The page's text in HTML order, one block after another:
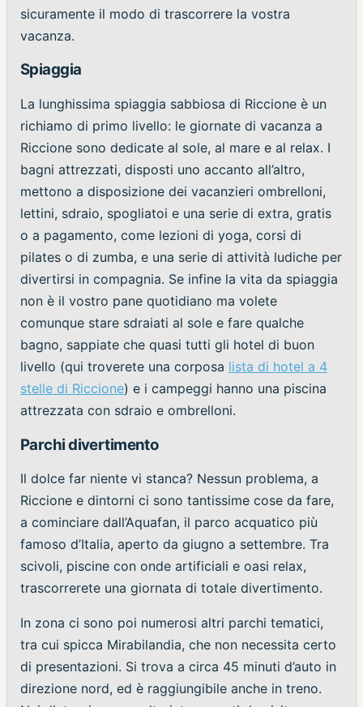
sicuramente il modo di trascorrere la vostra
vacanza.
Spiaggia
La lunghissima spiaggia sabbiosa di Riccione è un
richiamo di primo livello: le giornate di vacanza a
Riccione sono dedicate al sole, al mare e al relax. I
bagni attrezzati, disposti uno accanto all’altro,
mettono a disposizione dei vacanzieri ombrelloni,
lettini, sdraio, spogliatoi e una serie di extra, gratis
o a pagamento, come lezioni di yoga, corsi di
pilates o di zumba, e una serie di attività ludiche per
divertirsi in compagnia. Se infine la vita da spiaggia
non è il vostro pane quotidiano ma volete
comunque stare sdraiati al sole e fare qualche
bagno, sappiate che quasi tutti gli hotel di buon
livello (qui troverete una corposa lista di hotel a 4
stelle di Riccione) e i campeggi hanno una piscina
attrezzata con sdraio e ombrelloni.
Parchi divertimento
Il dolce far niente vi stanca? Nessun problema, a
Riccione e dintorni ci sono tantissime cose da fare,
a cominciare dall’Aquafan, il parco acquatico più
famoso d’Italia, aperto da giugno a settembre. Tra
scivoli, piscine con onde artificiali e oasi relax,
trascorrerete una giornata di totale divertimento.
In zona ci sono poi numerosi altri parchi tematici,
tra cui spicca Mirabilandia, che non necessita certo
di presentazioni. Si trova a circa 45 minuti d’auto in
direzione nord, ed è raggiungibile anche in treno.